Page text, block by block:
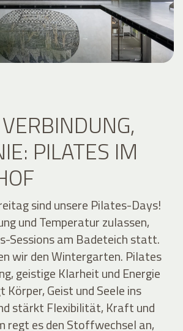
PILATES IM
sind unsere Pilates-Days!
und Temperatur zulassen,
Sessions am Badeteich statt.
wir den Wintergarten. Pilates
geistige Klarheit und Energie
Körper, Geist und Seele ins
stärkt Flexibilität, Kraft und
regt es den Stoffwechsel an,